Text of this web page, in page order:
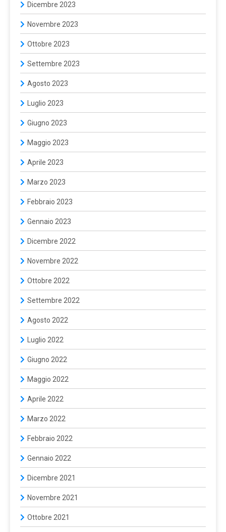
Dicembre 2023
Novembre 2023
Ottobre 2023
Settembre 2023
Agosto 2023
Luglio 2023
Giugno 2023
Maggio 2023
Aprile 2023
Marzo 2023
Febbraio 2023
Gennaio 2023
Dicembre 2022
Novembre 2022
Ottobre 2022
Settembre 2022
Agosto 2022
Luglio 2022
Giugno 2022
Maggio 2022
Aprile 2022
Marzo 2022
Febbraio 2022
Gennaio 2022
Dicembre 2021
Novembre 2021
Ottobre 2021